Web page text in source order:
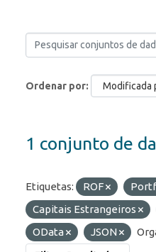
Ordenar por
1 conjunto de
Etiquetas: ROF
Capitais Estrangeiros
OData
JSON